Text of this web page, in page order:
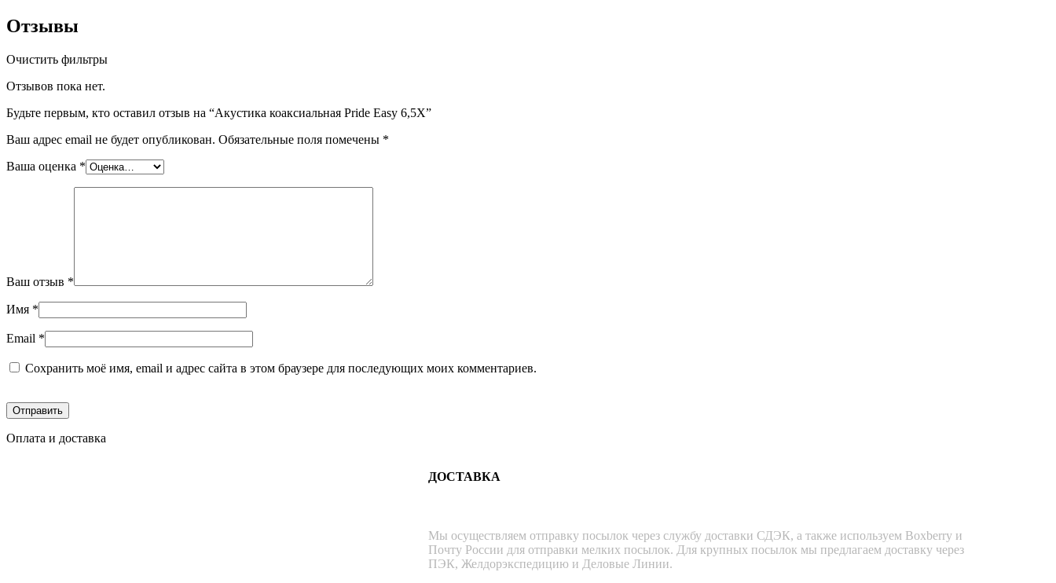
Отзывы
Очистить фильтры
Отзывов пока нет.
Будьте первым, кто оставил отзыв на “Акустика коаксиальная Pride Easy 6,5X”
Ваш адрес email не будет опубликован. Обязательные поля помечены *
Ваша оценка *
Ваш отзыв *
Имя *
Email *
Сохранить моё имя, email и адрес сайта в этом браузере для последующих моих комментариев.
Оплата и доставка
ДОСТАВКА
Мы осуществляем отправку посылок через службу доставки СДЭК, а также используем Boxberry и
Почту России для отправки мелких посылок. Для крупных посылок мы предлагаем доставку через
ПЭК, Желдорэкспедицию и Деловые Линии.